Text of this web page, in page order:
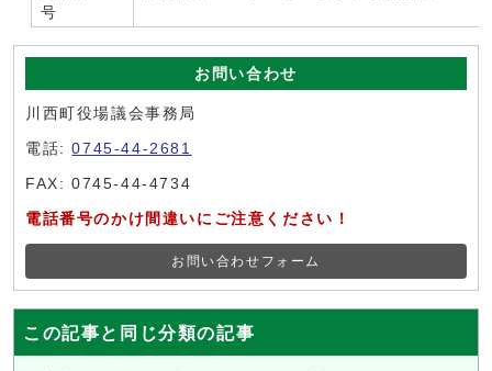
号
お問い合わせ
川西町役場議会事務局
電話:0745-44-2681
FAX: 0745-44-4734
電話番号のかけ間違いにご注意ください！
お問い合わせフォーム
この記事と同じ分類の記事